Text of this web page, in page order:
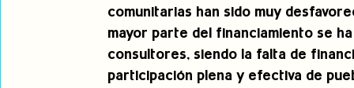
comunitarias han sido muy
mayor parte del financiamiento se
consultores, siendo la falta de
participación plena y efectiva de